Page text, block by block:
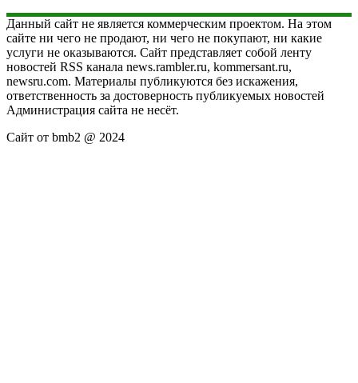
Данный сайт не является коммерческим проектом. На этом
сайте ни чего не продают, ни чего не покупают, ни какие
услуги не оказываются. Сайт представляет собой ленту
новостей RSS канала news.rambler.ru, kommersant.ru,
newsru.com. Материалы публикуются без искажения,
ответственность за достоверность публикуемых новостей
Администрация сайта не несёт.
Сайт от bmb2 @ 2024